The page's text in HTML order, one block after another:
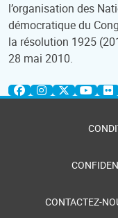
l’organisation des
démocratique du
la résolution 1925
28 mai 2010.
CONTACTEZ-